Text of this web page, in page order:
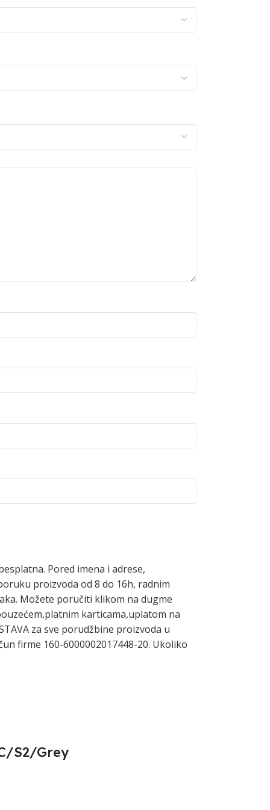
Pored imena i adrese,
proizvoda od 8 do 16h, radnim
Možete poručiti klikom na dugme
karticama,uplatom na
za sve porudžbine proizvoda u
firme 160-6000002017448-20. Ukoliko
S2/Grey